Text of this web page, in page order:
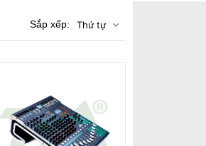
Sắp xếp: Thứ tự